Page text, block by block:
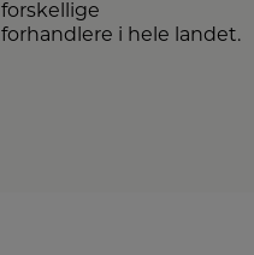
forskellige
forhandlere i hele landet.